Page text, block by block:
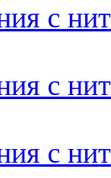
с
с
с